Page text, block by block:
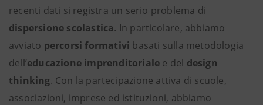
recenti dati si registra un serio problema di
dispersione scolastica. In particolare, abbiamo
avviato percorsi formativi basati sulla metodologia
dell’educazione imprenditoriale e del design
thinking. Con la partecipazione attiva di scuole,
associazioni, imprese ed istituzioni, abbiamo